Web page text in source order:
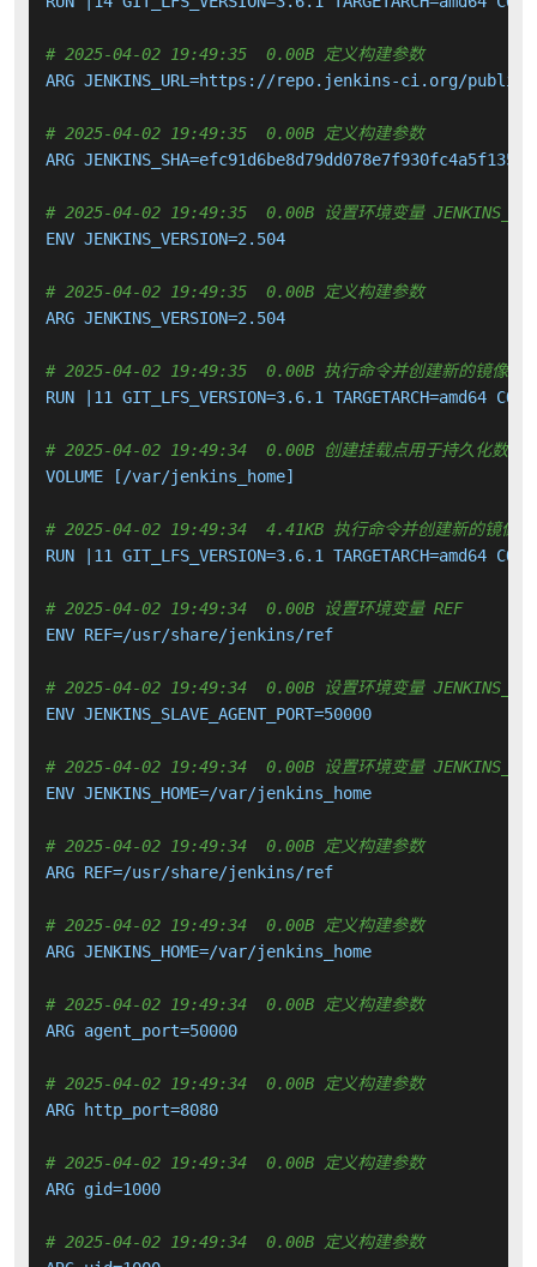
# 2025-04-02 19:49:35  0.00B 定义构建参数
ARG JENKINS_URL=https://repo.jenkins-ci.org/
# 2025-04-02 19:49:35  0.00B 定义构建参数
ARG
# 2025-04-02 19:49:35  0.00B 设置环境变量
ENV JENKINS_VERSION=2.504
# 2025-04-02 19:49:35  0.00B 定义构建参数
ARG JENKINS_VERSION=2.504
# 2025-04-02 19:49:35  0.00B 执行命令并创建新的镜像层
RUN |11 GIT_LFS_VERSION=3.6.1
# 2025-04-02 19:49:34  0.00B 创建挂载点用于持久化数据
VOLUME [/var/jenkins_home]
# 2025-04-02 19:49:34  4.41KB 执行命令并创建新的镜像层
RUN |11 GIT_LFS_VERSION=3.6.1
# 2025-04-02 19:49:34  0.00B 设置环境变量 REF
ENV REF=/usr/share/jenkins/ref
# 2025-04-02 19:49:34  0.00B 设置环境变量
ENV JENKINS_SLAVE_AGENT_PORT=50000
# 2025-04-02 19:49:34  0.00B 设置环境变量
ENV JENKINS_HOME=/var/jenkins_home
# 2025-04-02 19:49:34  0.00B 定义构建参数
ARG REF=/usr/share/jenkins/ref
# 2025-04-02 19:49:34  0.00B 定义构建参数
ARG JENKINS_HOME=/var/jenkins_home
# 2025-04-02 19:49:34  0.00B 定义构建参数
ARG agent_port=50000
# 2025-04-02 19:49:34  0.00B 定义构建参数
ARG http_port=8080
# 2025-04-02 19:49:34  0.00B 定义构建参数
ARG gid=1000
# 2025-04-02 19:49:34  0.00B 定义构建参数